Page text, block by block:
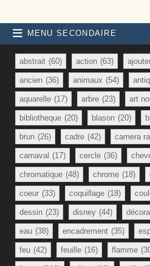
MENU SECONDAIRE
abstrait (60) action (63)
ancien (36) animaux (54)
aquarelle (17) arbre (23) art
bibliotheque (20) blason (20)
brun (26) cadre (42) camera
carnaval (17) cercle (36)
chromatique (48) chrome (18)
coeur (33) coquillage (18)
dessin (23) disney (44)
eau (38) encadrement (35)
feu (42) feuille (16) flamme